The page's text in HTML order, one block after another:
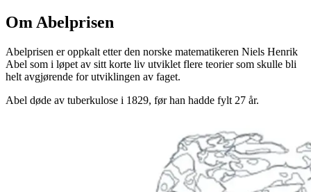
Om Abelprisen
Abelprisen er oppkalt etter den norske matematikeren Niels Henrik
Abel som i løpet av sitt korte liv utviklet flere teorier som skulle bli
helt avgjørende for utviklingen av faget.
Abel døde av tuberkulose i 1829, før han hadde fylt 27 år.